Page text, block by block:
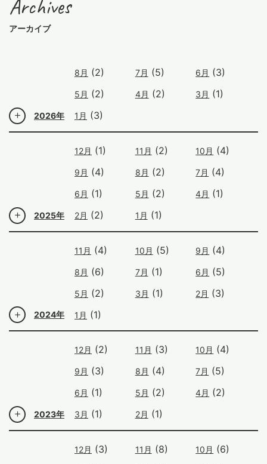
Archives
アーカイブ
2026年
8月 (2) 7月 (5) 6月 (3)
5月 (2) 4月 (2) 3月 (1)
1月 (3)
2025年
12月 (1) 11月 (2) 10月 (4)
9月 (4) 8月 (2) 7月 (4)
6月 (1) 5月 (2) 4月 (1)
2月 (2) 1月 (1)
2024年
11月 (4) 10月 (5) 9月 (4)
8月 (6) 7月 (1) 6月 (5)
5月 (2) 3月 (1) 2月 (3)
1月 (1)
2023年
12月 (2) 11月 (3) 10月 (4)
9月 (3) 8月 (4) 7月 (5)
6月 (1) 5月 (2) 4月 (2)
3月 (1) 2月 (1)
12月 (3) 11月 (8) 10月 (6)